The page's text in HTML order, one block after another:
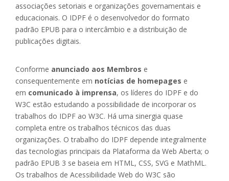
associações setoriais e organizações governamentais e
educacionais. O IDPF é o desenvolvedor do formato
padrão EPUB para o intercâmbio e a distribuição de
publicações digitais.
Conforme anunciado aos Membros e
consequentemente em notícias de homepages e
em comunicado à imprensa, os líderes do IDPF e do
W3C estão estudando a possibilidade de incorporar os
trabalhos do IDPF ao W3C. Há uma sinergia quase
completa entre os trabalhos técnicos das duas
organizações. O trabalho do IDPF depende integralmente
das tecnologias principais da Plataforma da Web Aberta; o
padrão EPUB 3 se baseia em HTML, CSS, SVG e MathML.
Os trabalhos de Acessibilidade Web do W3C são